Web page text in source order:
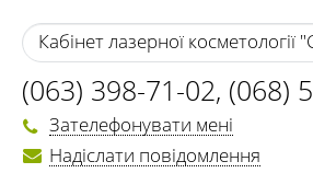
Кабінет лазерної косметології
(063) 398-71-02, (068)
Зателефонувати мені
Надіслати повідомлення